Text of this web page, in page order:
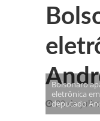
22 de
Bolsonaro
eletrônica
deputado